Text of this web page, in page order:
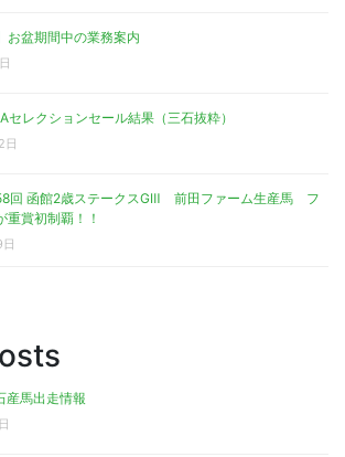
お盆期間中の業務案内
セレクションセール結果（三石抜粋）
日
58回 函館2歳ステークスGⅢ 前田ファーム生産馬 フ
重賞初制覇！！
産馬出走情報